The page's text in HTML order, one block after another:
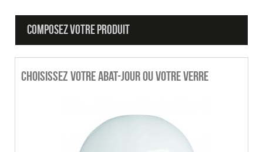
COMPOSEZ VOTRE PRODUIT
Choisissez votre abat-jour ou votre verre